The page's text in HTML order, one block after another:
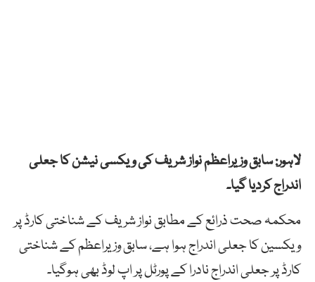
لاہور: سابق وزیراعظم نواز شریف کی ویکسی نیشن کا جعلی
اندراج کردیا گیا۔
محکمہ صحت ذرائع کے مطابق نواز شریف کے شناختی کارڈ پر
ویکسین کا جعلی اندراج ہوا ہے، سابق وزیراعظم کے شناختی
کارڈ پر جعلی اندراج نادرا کے پورٹل پر اپ لوڈ بھی ہوگیا۔